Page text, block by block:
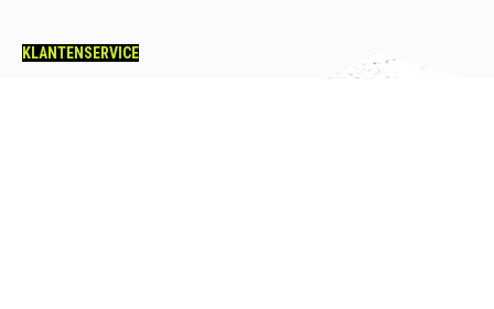
KLANTENSERVICE